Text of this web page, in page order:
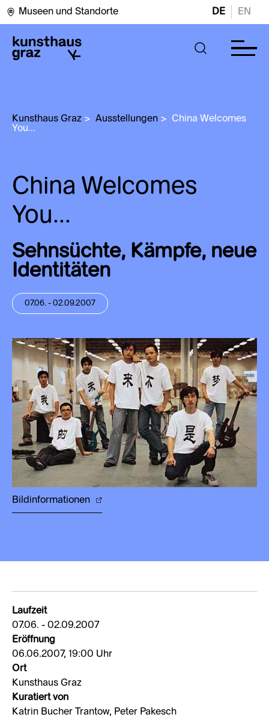
Museen und Standorte DE EN
Kunsthaus Graz > Ausstellungen > China Welcomes
You...
China Welcomes
You...
Sehnsüchte, Kämpfe, neue
Identitäten
07.06. - 02.09.2007
Bildinformationen
Laufzeit
07.06. - 02.09.2007
Eröffnung
06.06.2007, 19:00 Uhr
Ort
Kunsthaus Graz
Kuratiert von
Katrin Bucher Trantow, Peter Pakesch